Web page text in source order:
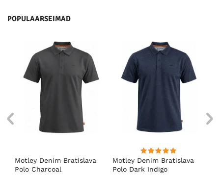
POPULAARSEIMAD
Motley Denim Bratislava
Polo Charcoal
Motley Denim Bratislava
Polo Dark Indigo